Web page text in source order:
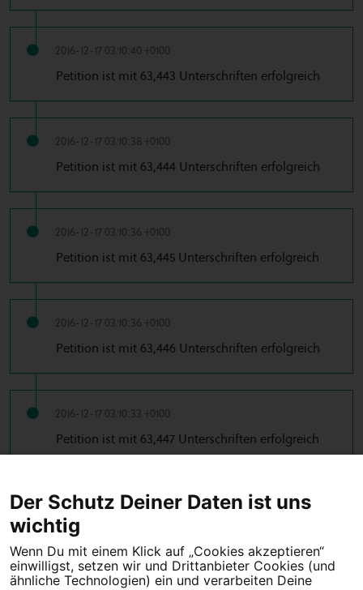
2016-12-17 03:10:40 +0100
Petition ist mit 63,443 Unterschriften erfolgreich
2016-12-17 03:10:38 +0100
Petition ist mit 63,444 Unterschriften erfolgreich
2016-12-17 03:10:36 +0100
Petition ist mit 63,445 Unterschriften erfolgreich
2016-12-17 03:10:36 +0100
Petition ist mit 63,446 Unterschriften erfolgreich
2016-12-17 03:10:33 +0100
Petition ist mit 63,447 Unterschriften erfolgreich
← Vorherige 1 2 … 38 39 40 41
42
43
44 45
Tipps für deine Petition
Der Schutz Deiner Daten ist uns
wichtig
Wenn Du mit einem Klick auf „Cookies akzeptieren“
einwilligst, setzen wir und Drittanbieter Cookies (und
ähnliche Technologien) ein und verarbeiten Deine